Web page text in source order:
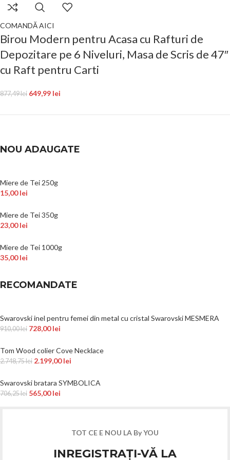
COMANDĂ AICI
Birou Modern pentru Acasa cu Rafturi de
Depozitare pe 6 Niveluri, Masa de Scris de 47″
cu Raft pentru Carti
877,49lei 649,99 lei
NOU ADAUGATE
Miere de Tei 250g
15,00lei
Miere de Tei 350g
23,00lei
Miere de Tei 1000g
35,00lei
RECOMANDATE
Swarovski inel pentru femei din metal cu cristal Swarovski MESMERA
910,00lei 728,00lei
Tom Wood colier Cove Necklace
2.748,75lei 2.199,00lei
Swarovski bratara SYMBOLICA
706,25lei 565,00lei
TOT CE E NOU LA By YOU
INREGISTRAȚI-VĂ LA